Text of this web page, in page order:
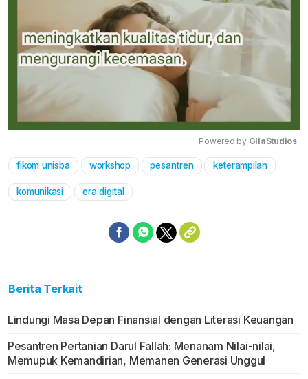
Mute
Powered by GliaStudios
fikom unisba workshop pesantren keterampilan
komunikasi era digital
Berita Terkait
Lindungi Masa Depan Finansial dengan Literasi Keuangan
Pesantren Pertanian Darul Fallah: Menanam Nilai-nilai,
Memupuk Kemandirian, Memanen Generasi Unggul